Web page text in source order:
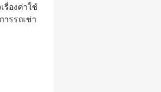
รื่องค่าใช้
รรถเช่า